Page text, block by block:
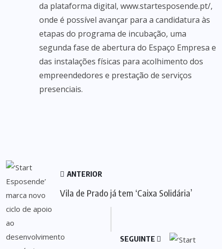
da plataforma digital, www.startesposende.pt/,
onde é possível avançar para a candidatura às
etapas do programa de incubação, uma
segunda fase de abertura do Espaço Empresa e
das instalações físicas para acolhimento dos
empreendedores e prestação de serviços
presenciais.
ANTERIOR
Vila de Prado já tem ‘Caixa Solidária’
SEGUINTE